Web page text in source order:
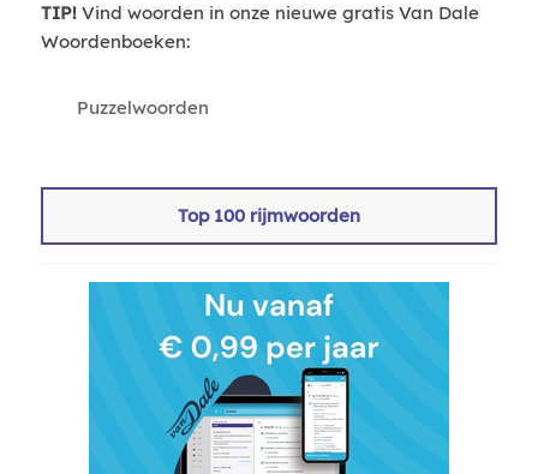
TIP!Vind woorden in onze nieuwe gratis Van Dale
Woordenboeken:
Puzzelwoorden
Top 100 rijmwoorden